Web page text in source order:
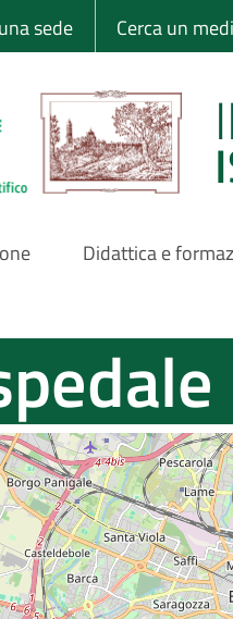
sede Cerca un
Didattica e